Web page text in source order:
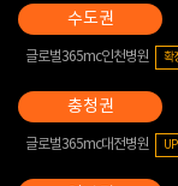
글로벌365mc인천병원 확
글로벌365mc대전병원